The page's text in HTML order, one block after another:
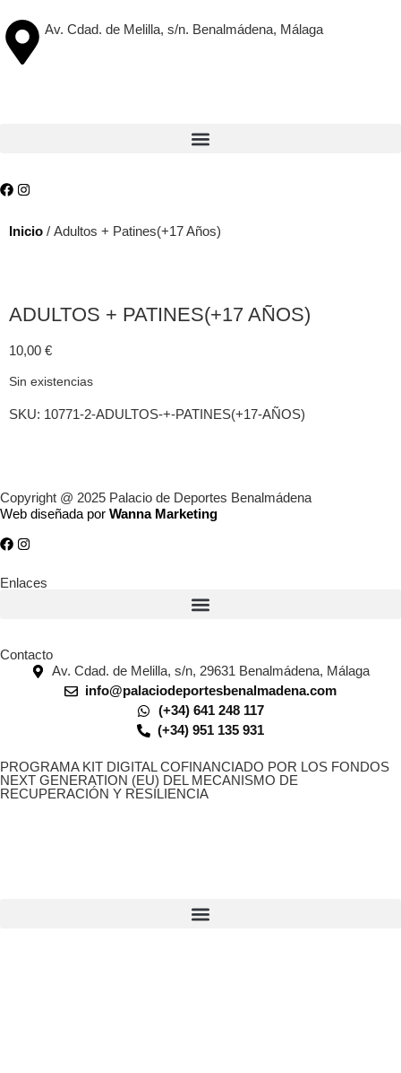
Av. Cdad. de Melilla, s/n. Benalmádena, Málaga
Inicio / Adultos + Patines(+17 Años)
ADULTOS + PATINES(+17 AÑOS)
10,00 €
Sin existencias
SKU: 10771-2-ADULTOS-+-PATINES(+17-AÑOS)
Copyright @ 2025 Palacio de Deportes Benalmádena
Web diseñada por Wanna Marketing
Enlaces
Contacto
Av. Cdad. de Melilla, s/n, 29631 Benalmádena, Málaga
info@palaciodeportesbenalmadena.com
(+34) 641 248 117
(+34) 951 135 931
PROGRAMA KIT DIGITAL COFINANCIADO POR LOS FONDOS
NEXT GENERATION (EU) DEL MECANISMO DE
RECUPERACIÓN Y RESILIENCIA